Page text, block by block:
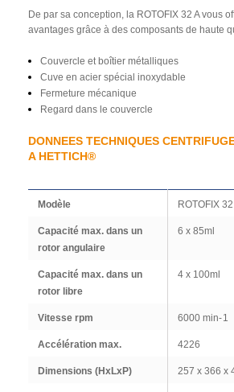
De par sa conception, la ROTOFIX 32 A vous
avantages grâce à des composants de haute
Couvercle et boîtier métalliques
Cuve en acier spécial inoxydable
Fermeture mécanique
Regard dans le couvercle
DONNEES TECHNIQUES
A HETTICH®
Modèle ROTOFIX
Capacité max. dans un
rotor angulaire
6 x 85ml
Capacité max. dans un
rotor libre
4 x 100ml
Vitesse rpm 6000 min-1
Accélération max. 4226
Dimensions (HxLxP) 257 x 366 x